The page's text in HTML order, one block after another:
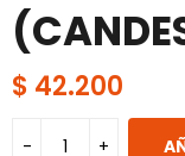
$ 42.200